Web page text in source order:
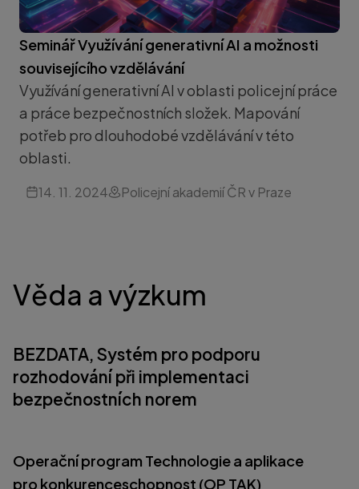
Seminář Využívání generativní AI a možnosti
souvisejícího vzdělávání
Využívání generativní AI v oblasti policejní práce
a práce bezpečnostních složek. Mapování
potřeb pro dlouhodobé vzdělávání v této
oblasti.
14. 11. 2024 Policejní akademií ČR v Praze
Věda a výzkum
BEZDATA, Systém pro podporu
rozhodování při implementaci
bezpečnostních norem
Operační program Technologie a aplikace
pro konkurenceschopnost (OP TAK)